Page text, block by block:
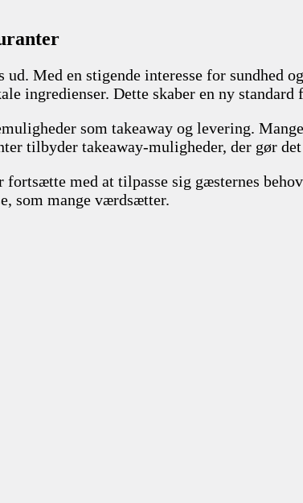
Med en stigende interesse for sundhed
ingredienser. Dette skaber en ny standard
som takeaway og levering.
tilbyder takeaway-muligheder, der gør
med at tilpasse sig gæsternes
som mange værdsætter.